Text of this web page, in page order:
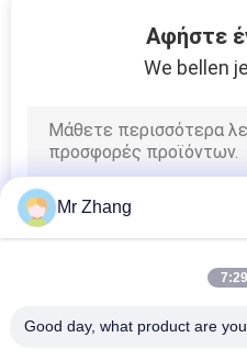
Ενιαίος
κουμπιών
Αφήστε
We bellen
Mr Zhang
Good day, what product are